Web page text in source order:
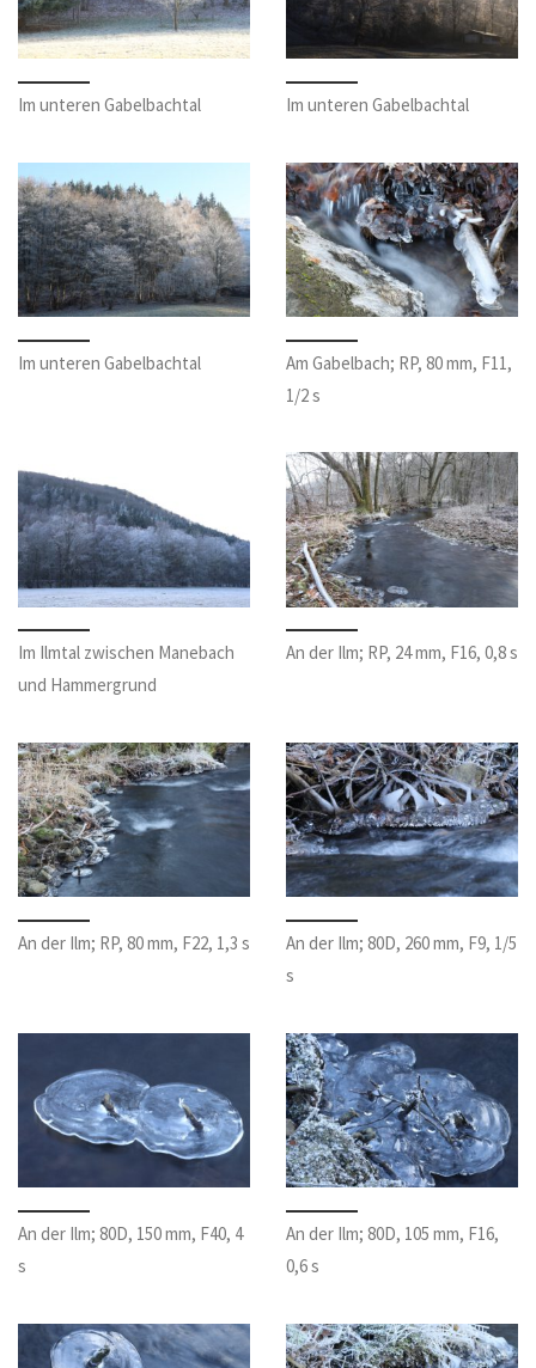
Im unteren Gabelbachtal Im unteren Gabelbachtal
Im unteren Gabelbachtal
Am Gabelbach; RP, 80 mm, F11,
1/2 s
Im Ilmtal zwischen Manebach
und Hammergrund
An der Ilm; RP, 24 mm, F16, 0,8 s
An der Ilm; RP, 80 mm, F22, 1,3 s
An der Ilm; 80D, 260 mm, F9, 1/5
s
An der Ilm; 80D, 150 mm, F40, 4
s
An der Ilm; 80D, 105 mm, F16,
0,6 s